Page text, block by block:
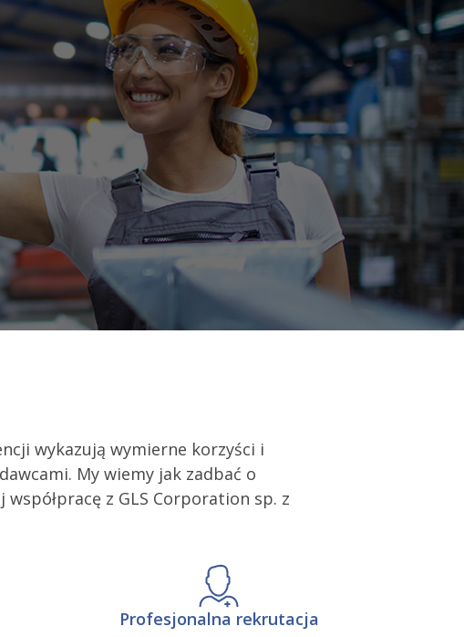
wykazują wymierne korzyści i
My wiemy jak zadbać o
z GLS Corporation sp. z
Profesjonalna rekrutacja